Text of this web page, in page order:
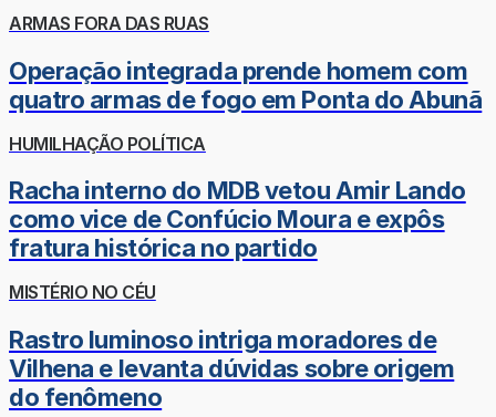
ARMAS FORA DAS RUAS
Operação integrada prende homem com
quatro armas de fogo em Ponta do Abunã
HUMILHAÇÃO POLÍTICA
Racha interno do MDB vetou Amir Lando
como vice de Confúcio Moura e expôs
fratura histórica no partido
MISTÉRIO NO CÉU
Rastro luminoso intriga moradores de
Vilhena e levanta dúvidas sobre origem
do fenômeno